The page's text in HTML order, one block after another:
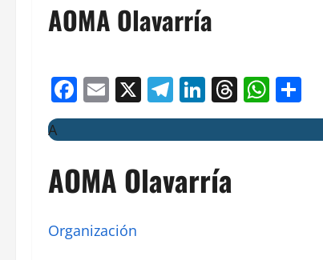
AOMA Olavarría
Facebook
Email
X Telegram
LinkedIn
Threads
A
AOMA Olavarría
Organización